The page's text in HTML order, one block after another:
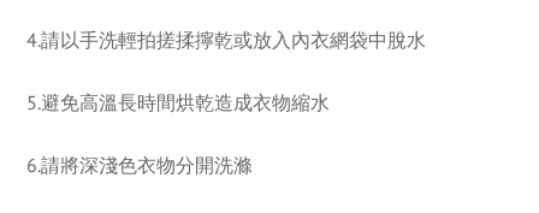
4.請以手洗輕拍搓揉擰乾或放入內衣網袋中脫水
5.避免高溫長時間烘乾造成衣物縮水
6.請將深淺色衣物分開洗滌